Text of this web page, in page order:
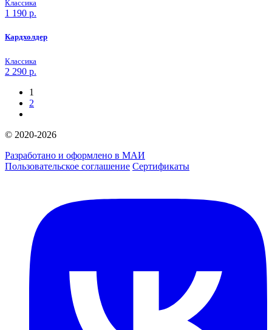
Классика
1 190 р.
Кардхолдер
Классика
2 290 р.
1
2
© 2020-2026
Разработано и оформлено в МАИ
Пользовательское соглашение Сертификаты